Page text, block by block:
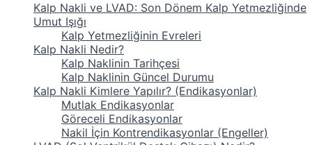
Kalp Nakli ve LVAD: Son Dönem Kalp Yetmezliğinde
Umut Işığı
Kalp Yetmezliğinin Evreleri
Kalp Nakli Nedir?
Kalp Naklinin Tarihçesi
Kalp Naklinin Güncel Durumu
Kalp Nakli Kimlere Yapılır? (Endikasyonlar)
Mutlak Endikasyonlar
Göreceli Endikasyonlar
Nakil İçin Kontrendikasyonlar (Engeller)